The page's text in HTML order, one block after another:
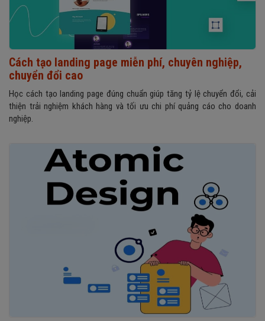
Cách tạo landing page miễn phí, chuyên nghiệp,
chuyển đổi cao
Học cách tạo landing page đúng chuẩn giúp tăng tỷ lệ chuyển đổi, cải
thiện trải nghiệm khách hàng và tối ưu chi phí quảng cáo cho doanh
nghiệp.